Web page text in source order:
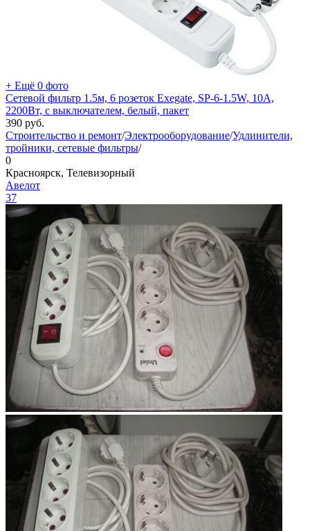
+ Ещё 0 фото
Сетевой фильтр 1.5м, 6 розеток Exegate, SP-6-1.5W, 10А,
2200Вт, с выключателем, белый, пакет
390 руб.
Строительство и ремонт/Электрооборудование/Удлинители,
тройники, сетевые фильтры/
0
Красноярск, Телевизорный
Авелот
37